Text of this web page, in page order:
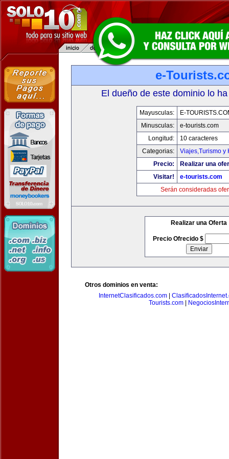
e-
El dueño de este dominio lo
Mayusculas:
E-
Minusculas:
e-tourists.com
Longitud:
10 caracteres
Categorias:
Viajes,Turismo y
Precio:
Realizar una
Visitar!
e-tourists.com
Serán consideradas
Realizar una Oferta
Precio Ofrecido $
Otros dominios en venta:
InternetClasificados.com
Tourists.com